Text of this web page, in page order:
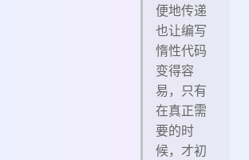
便地传递
也让编写
惰性代码
变得容
易，只有
在真正需
要的时
候，才初